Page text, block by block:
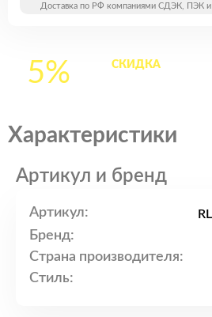
Доставка по РФ компаниями СДЭК, ПЭК и
5% СКИДКАна все
Характеристики
Артикул и бренд
Артикул:
Бренд:
Страна производителя:
Стиль: